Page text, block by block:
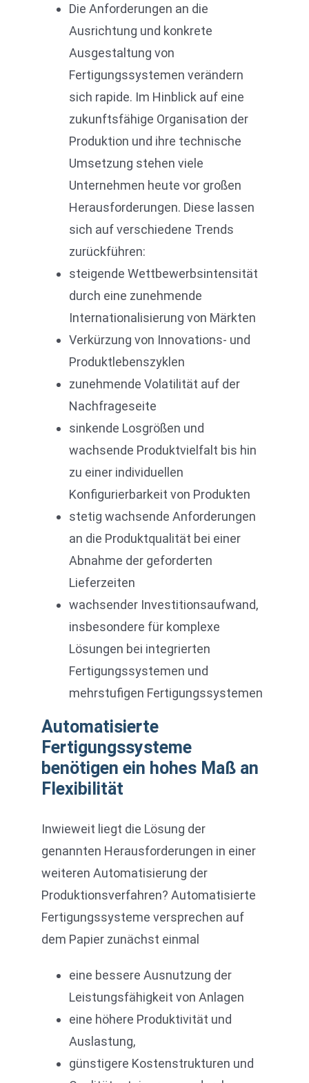
Die Anforderungen an die
Ausrichtung und konkrete
Ausgestaltung von
Fertigungssystemen verändern
sich rapide. Im Hinblick auf eine
zukunftsfähige Organisation der
Produktion und ihre technische
Umsetzung stehen viele
Unternehmen heute vor großen
Herausforderungen. Diese lassen
sich auf verschiedene Trends
zurückführen:
steigende Wettbewerbsintensität
durch eine zunehmende
Internationalisierung von Märkten
Verkürzung von Innovations- und
Produktlebenszyklen
zunehmende Volatilität auf der
Nachfrageseite
sinkende Losgrößen und
wachsende Produktvielfalt bis hin
zu einer individuellen
Konfigurierbarkeit von Produkten
stetig wachsende Anforderungen
an die Produktqualität bei einer
Abnahme der geforderten
Lieferzeiten
wachsender Investitionsaufwand,
insbesondere für komplexe
Lösungen bei integrierten
Fertigungssystemen und
mehrstufigen Fertigungssystemen
Automatisierte
Fertigungssysteme
benötigen ein hohes Maß an
Flexibilität
Inwieweit liegt die Lösung der
genannten Herausforderungen in einer
weiteren Automatisierung der
Produktionsverfahren? Automatisierte
Fertigungssysteme versprechen auf
dem Papier zunächst einmal
eine bessere Ausnutzung der
Leistungsfähigkeit von Anlagen
eine höhere Produktivität und
Auslastung,
günstigere Kostenstrukturen und